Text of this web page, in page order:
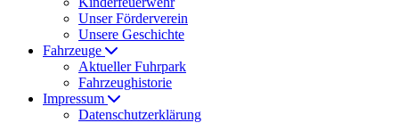
Unser Förderverein
Unsere Geschichte
Fahrzeuge
Aktueller Fuhrpark
Fahrzeughistorie
Impressum
Datenschutzerklärung